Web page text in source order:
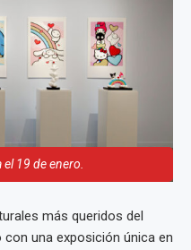
19 de enero.
más queridos del
una exposición única en